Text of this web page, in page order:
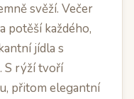
svěží. Večer
potěší každého,
jídla s
S rýží tvoří
přitom elegantní